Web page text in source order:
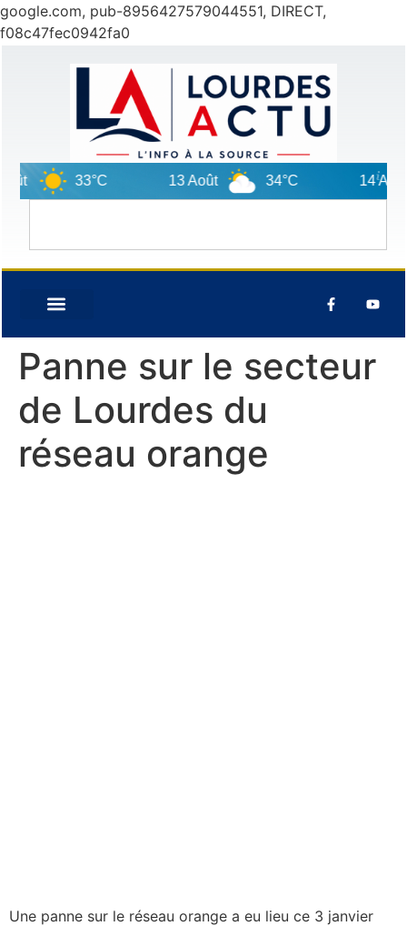
google.com, pub-8956427579044551, DIRECT,
f08c47fec0942fa0
33°C 13 Août 34°C 14 Août
Panne sur le secteur
de Lourdes du
réseau orange
Une panne sur le réseau orange a eu lieu ce 3 janvier